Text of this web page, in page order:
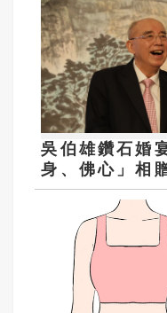
吳伯雄鑽石婚
身、佛心」相